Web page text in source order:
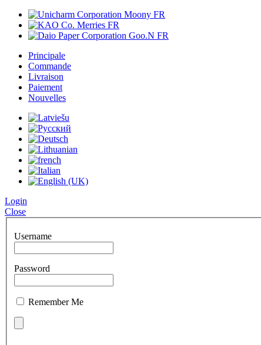
Principale
Commande
Livraison
Paiement
Nouvelles
Login
Close
Username
Password
Remember Me